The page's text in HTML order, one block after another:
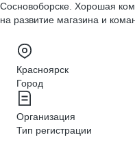
Сосновоборске. Хорошая
на развитие магазина и
Красноярск
Город
Организация
Тип регистрации